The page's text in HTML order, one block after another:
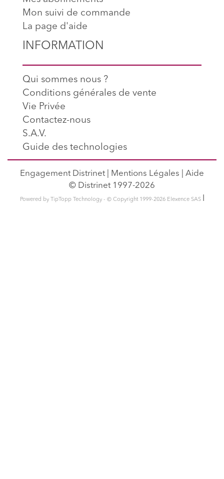
Mon suivi de commande
La page d'aide
INFORMATION
Qui sommes nous ?
Conditions générales de vente
Vie Privée
Contactez-nous
S.A.V.
Guide des technologies
Engagement Distrinet Mentions Légales
Aide
© Distrinet 1997-2026
Powered by TipTopp Technology - © Copyright 1999-2026 Elexence SAS